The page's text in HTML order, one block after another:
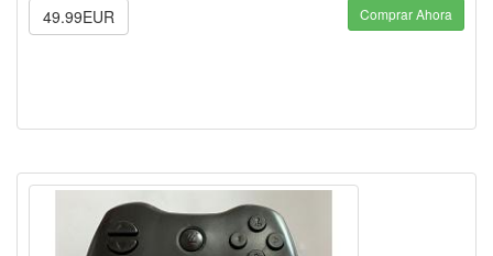
49.99EUR
Comprar Ahora